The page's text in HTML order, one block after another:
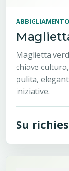
ABBIGLIAMENTO
Maglietta
chiave
pulita,
iniziative.
Su